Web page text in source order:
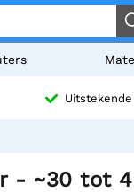
- ~30 tot